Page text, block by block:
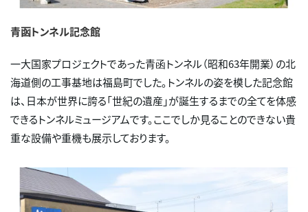
青函トンネル記念館
一大国家プロジェクトであった青函トンネル（昭和63年開業）の北
海道側の工事基地は福島町でした。トンネルの姿を模した記念館
は、日本が世界に誇る「世紀の遺産」が誕生するまでの全てを体感
できるトンネルミュージアムです。ここでしか見ることのできない貴
重な設備や重機も展示しております。